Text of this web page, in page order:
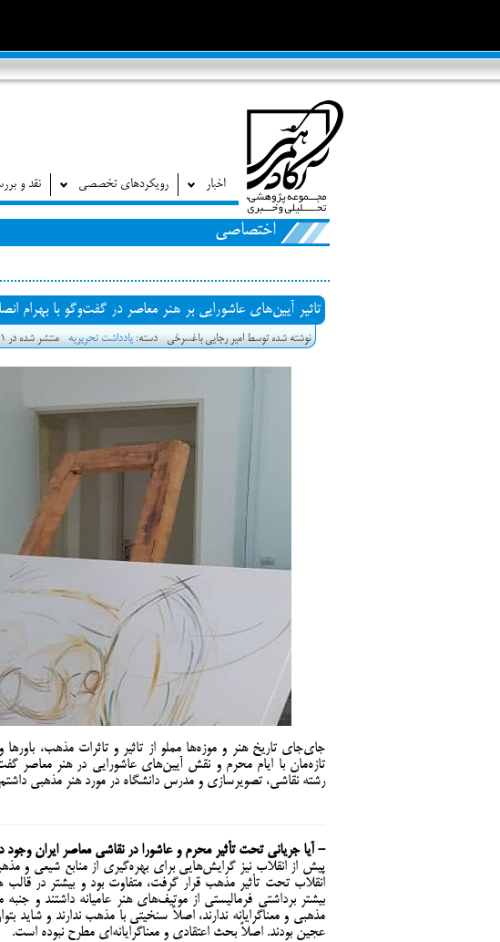
اخبار رویکردهای تخصصی نقد و
اختصاصی
تاثیر آیین‌های عاشورایی بر هنر معاصر در گفت‌وگو با بهرام
نوشته شده توسط امیر رجایی باغسرخی دسته:یادداشت تحریریه منتشر شده در 1401-05-24 02:38
جای‌جای تاریخ هنر و موزه‌ها مملو از تاثیر و تاثرات مذهب،
تازه‌مان با ایام محرم و نقش آیین‌های عاشورایی در هنر معاصر
رشته نقاشی، تصویرسازی و مدرس دانشگاه در مورد هنر مذهبی
- آیا جریانی تحت تأثیر محرم و عاشورا در نقاشی معاصر ایران
پیش از انقلاب نیز گرایش‌هایی برای بهره‌گیری از منابع شیعی و
انقلاب تحت تأثیر مذهب قرار گرفت، متفاوت بود و بیشتر در
بیشتر برداشتی فرمالیستی از موتیف‌های هنر عامیانه داشتند و
عجین بودند. اصلاً بحث اعتقادی و معناگرایانه‌ای مطرح نبوده است.